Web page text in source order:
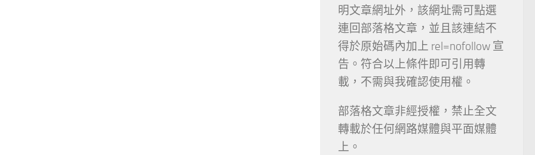
明文章網址外，該網址需可點選
連回部落格文章，並且該連結不
得於原始碼內加上 rel=nofollow 宣
告。符合以上條件即可引用轉
載，不需與我確認使用權。
部落格文章非經授權，禁止全文
轉載於任何網路媒體與平面媒體
上。